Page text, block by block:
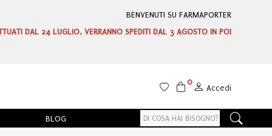
BENVENUTI SU FARMAPORTER
DAL 24 LUGLIO, VERRANNO SPEDITI DAL 3 AGOSTO IN POI
0
Accedi
BLOG